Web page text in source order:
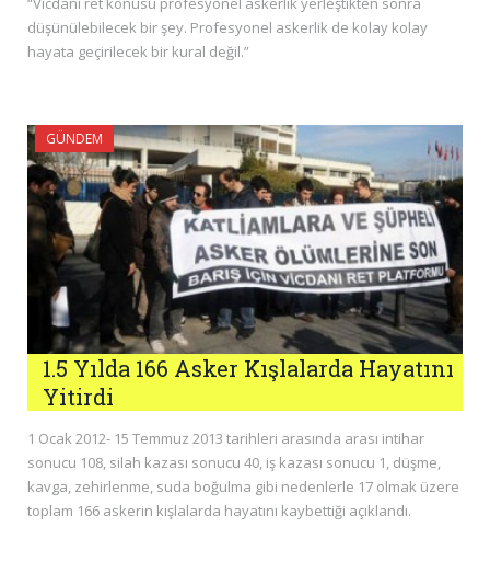
düşünülebilecek bir şey. Profesyonel askerlik de kolay kolay
hayata geçirilecek bir kural değil.”
GÜNDEM
1.5 Yılda 166 Asker Kışlalarda Hayatını
Yitirdi
1 Ocak 2012- 15 Temmuz 2013 tarihleri arasında arası intihar
sonucu 108, silah kazası sonucu 40, iş kazası sonucu 1, düşme,
kavga, zehirlenme, suda boğulma gibi nedenlerle 17 olmak üzere
toplam 166 askerin kışlalarda hayatını kaybettiği açıklandı.